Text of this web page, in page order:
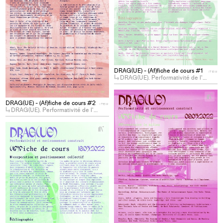
DRAG(UE) - (Af)fiche de cours #1
DRAG(UE). Performativité de l'environnement construit.
ITEM
DRAG(UE) - (Af)fiche de cours #2
DRAG(UE). Performativité de l'environnement construit.
ITEM
+
Add
to
+
project
collections